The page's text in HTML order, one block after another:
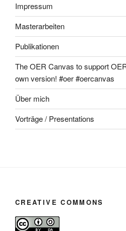
Impressum
Masterarbeiten
Publikationen
The OER Canvas to support
own version! #oer #oercanvas
Über mich
Vorträge / Presentations
CREATIVE COMMONS